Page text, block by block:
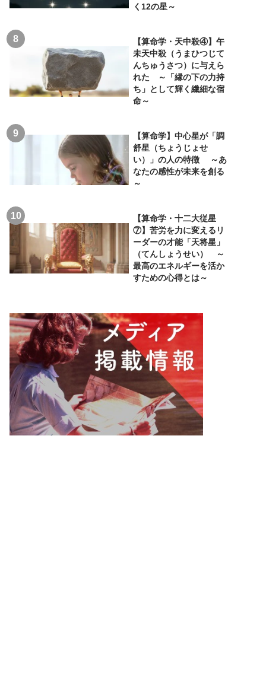
く12の星～
【算命学・天中殺④】午
未天中殺（うまひつじて
んちゅうさつ）に与えら
れた ～「縁の下の力持
ち」として輝く繊細な宿
命～
【算命学】中心星が「調
舒星（ちょうじょせ
い）」の人の特徴 ～あ
なたの感性が未来を創る
～
【算命学・十二大従星
⑦】苦労を力に変えるリ
ーダーの才能「天将星」
（てんしょうせい） ～
最高のエネルギーを活か
すための心得とは～